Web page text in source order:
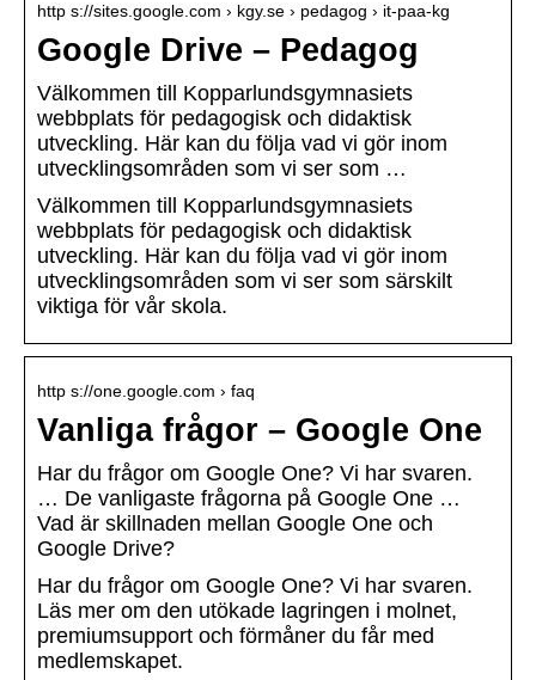
http s://sites.google.com › kgy.se › pedagog › it-paa-kg
Google Drive – Pedagog
Välkommen till Kopparlundsgymnasiets
webbplats för pedagogisk och didaktisk
utveckling. Här kan du följa vad vi gör inom
utvecklingsområden som vi ser som …
Välkommen till Kopparlundsgymnasiets
webbplats för pedagogisk och didaktisk
utveckling. Här kan du följa vad vi gör inom
utvecklingsområden som vi ser som särskilt
viktiga för vår skola.
http s://one.google.com › faq
Vanliga frågor – Google One
Har du frågor om Google One? Vi har svaren.
… De vanligaste frågorna på Google One …
Vad är skillnaden mellan Google One och
Google Drive?
Har du frågor om Google One? Vi har svaren.
Läs mer om den utökade lagringen i molnet,
premiumsupport och förmåner du får med
medlemskapet.